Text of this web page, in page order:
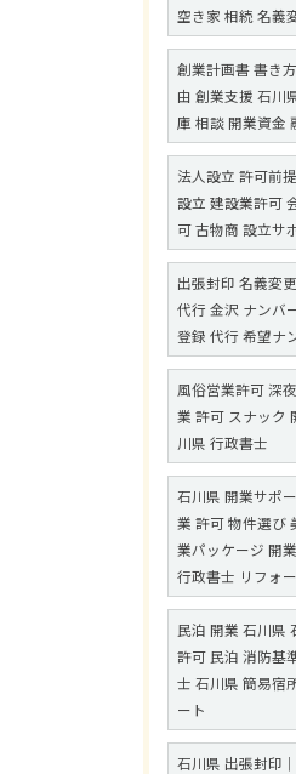
空き家 相続 名義
創業計画書 書き
由 創業支援 石川
庫 相談 開業資金
法人設立 許可前
設立 建設業許可
可 古物商 設立サ
出張封印 名義変
代行 金沢 ナンバ
登録 代行 希望ナ
風俗営業許可 深
業 許可 スナック
川県 行政書士
石川県 開業サポ
業 許可 物件選び
業パッケージ 開
行政書士 リフォ
民泊 開業 石川県
許可 民泊 消防基
士 石川県 簡易宿
ート
石川県 出張封印